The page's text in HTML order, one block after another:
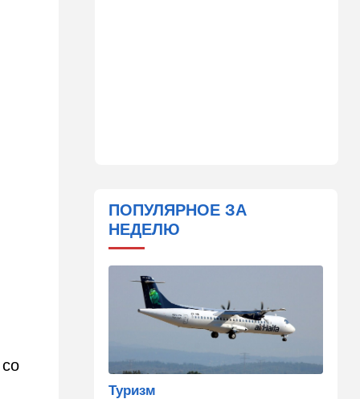
08:49 Новости Украины
Деньги
Как торговые сети
манипулируют вами,
заставляя вас
раскошелиться. И как от
ПОПУЛЯРНОЕ ЗА
НЕДЕЛЮ
Туризм